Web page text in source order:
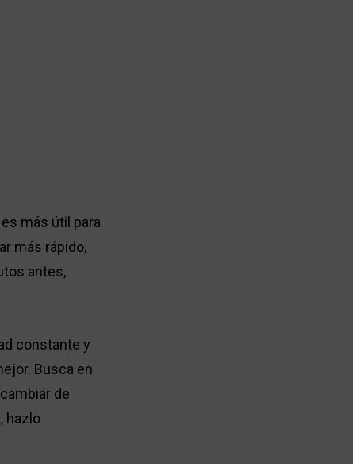
más útil para
más rápido,
antes,
constante y
Busca en
de
hazlo